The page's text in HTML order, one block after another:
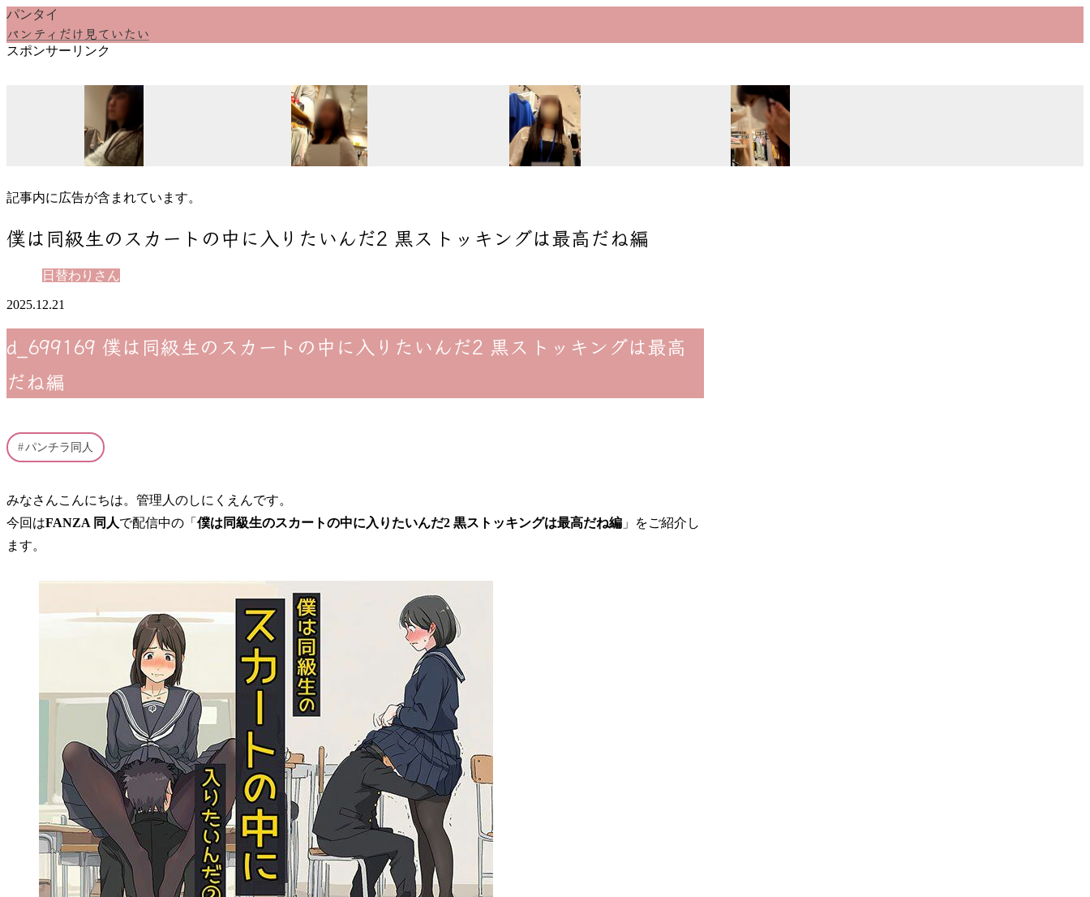
パンタイ
パンティだけ見ていたい
スポンサーリンク
記事内に広告が含まれています。
僕は同級生のスカートの中に入りたいんだ2 黒ストッキングは最高だね編
日替わりさん
2025.12.21
d_699169 僕は同級生のスカートの中に入りたいんだ2 黒ストッキングは最高
だね編
パンチラ同人
みなさんこんにちは。管理人のしにくえんです。
今回はFANZA 同人で配信中の「 僕は同級生のスカートの中に入りたいんだ2 黒ストッキングは最高だね編 」をご紹介し
ます。